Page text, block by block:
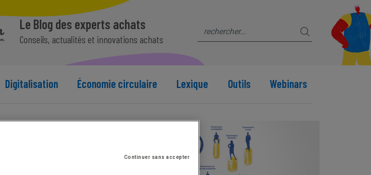
Le Blog des experts achats
Conseils, actualités et innovations achats
Digitalisation Économie circulaire Lexique Outils Webinars
Continuer sans accepter